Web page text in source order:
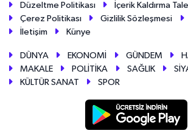
Düzeltme Politikası
İçerik Kaldırma
Çerez Politikası
Gizlilik Sözleşmesi
İletişim
Künye
DÜNYA EKONOMİ GÜNDEM
MAKALE
POLİTİKA SAĞLIK
KÜLTÜR SANAT
SPOR